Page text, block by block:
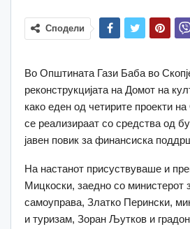
Сподели
Во Општината Гази Баба во
реконструкцијата на Домот на
како еден од четирите проекти
се реализираат со средства од
јавен повик за финансиска
На настанот присуствуваше и
Мицкоски, заедно со министерот
самоуправа, Златко Перински,
и туризам, Зоран Љутков и